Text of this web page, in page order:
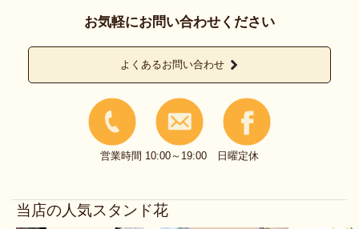
お気軽にお問い合わせください
よくあるお問い合わせ
営業時間 10:00～19:00 日曜定休
当店の人気スタンド花